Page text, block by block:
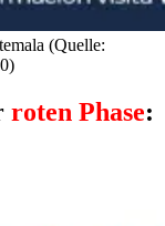
(Quelle:
roten Phase: